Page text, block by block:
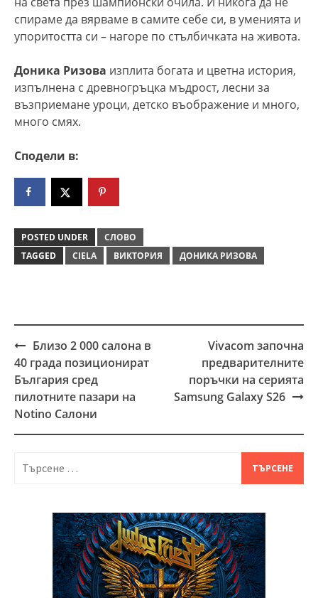
спираме да вярваме в самите себе си, в уменията и
упоритостта си – нагоре по стълбичката на живота.
Доника Ризова изплита богата и цветна история,
изпълнена с древногръцка мъдрост, лесни за
възприемане уроци, детско въображение и много,
много смях.
Сподели в:
POSTED UNDER
СЛОВО
TAGGED
CIELA ВИКТОРИЯ ДОНИКА РИЗОВА
Post
navigation
Близо 2 000 салона в
40 града позиционират
България сред
пилотните пазари на
Notino Салони
Vivacom започна
предварителните
поръчки на серията
Samsung Galaxy S26
Търсене